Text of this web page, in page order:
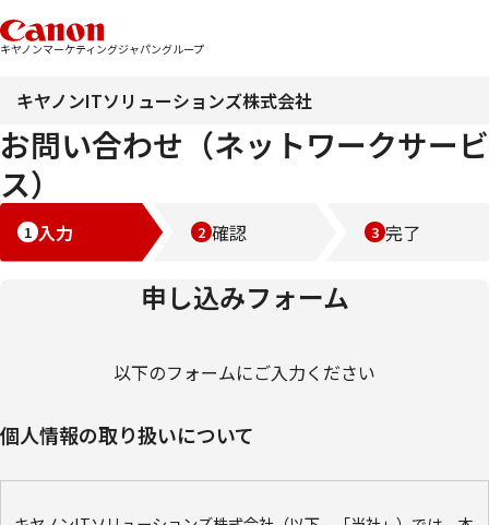
キヤノンマーケティングジャパングループ
キヤノンITソリューションズ株式会社
お問い合わせ（ネットワークサービ
ス）
入力 確認 完了
申し込みフォーム
以下のフォームにご入力ください
個人情報の取り扱いについて